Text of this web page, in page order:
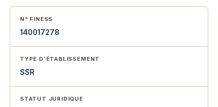
N° FINESS
140017278
TYPE D'ÉTABLISSEMENT
SSR
STATUT JURIDIQUE